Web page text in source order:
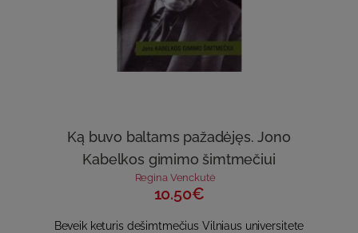
Ką buvo baltams pažadėjęs. Jono
Kabelkos gimimo šimtmečiui
Regina Venckutė
10.50€
Beveik keturis dešimtmečius Vilniaus universitete